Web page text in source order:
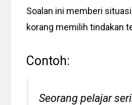
Soalan ini memberi
korang memilih tindakan
Contoh:
Seorang pelajar